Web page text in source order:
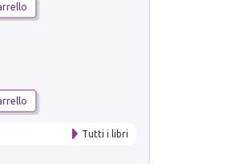
Tutti i libri